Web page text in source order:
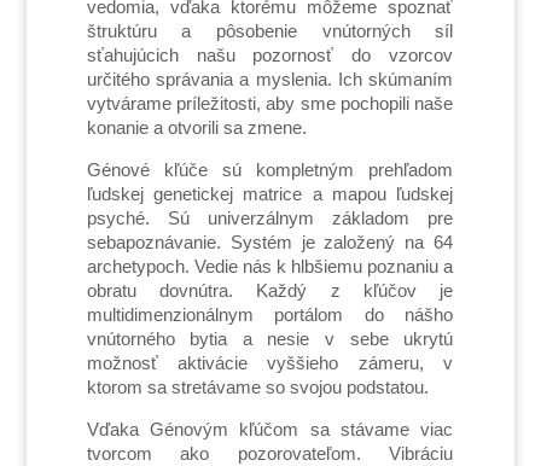
vedomia, vďaka ktorému môžeme spoznať
štruktúru a pôsobenie vnútorných síl
sťahujúcich našu pozornosť do vzorcov
určitého správania a myslenia. Ich skúmaním
vytvárame príležitosti, aby sme pochopili naše
konanie a otvorili sa zmene.
Génové kľúče sú kompletným prehľadom
ľudskej genetickej matrice a mapou ľudskej
psyché. Sú univerzálnym základom pre
sebapoznávanie. Systém je založený na 64
archetypoch. Vedie nás k hlbšiemu poznaniu a
obratu dovnútra. Každý z kľúčov je
multidimenzionálnym portálom do nášho
vnútorného bytia a nesie v sebe ukrytú
možnosť aktivácie vyššieho zámeru, v
ktorom sa stretávame so svojou podstatou.
Vďaka Génovým kľúčom sa stávame viac
tvorcom ako pozorovateľom. Vibráciu